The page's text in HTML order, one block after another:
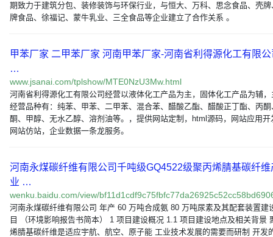
期致力于建筑分包、装修装饰与环保行业，与恒大、万科、思念食品、壳牌
牌食品、徐福记、蒙牛乳业、三全食品等企业建立了合作关系 。
甲苯厂家 二甲苯厂家 河南甲苯厂家-河南省利得源化工有限公
…
www.jsanai.com/tplshow/MTE0NzU3Mw.html
河南省利得源化工有限公司经营以液体化工产品为主，固体化工产品为辅，
经营品种有：纯苯、甲苯、二甲苯、混合苯、醋酸乙酯、醋酸正丁酯、丙酮
酮、甲醇、无水乙醇、溶剂油等。，提供网站定制，html源码，网站应用开
网站仿站，企业数据一条龙服务。
河南永煤碳纤维有限公司千吨级GQ4522级聚丙烯腈基碳纤维
业 …
wenku.baidu.com/view/
河南永煤碳纤维有限公司 年产 60 万吨合成氨 80 万吨尿素及其配套装置建
目 （环境影响报告书简本） 1 项目建设概况 1.1 项目建设地点及相关背景
烯腈基碳纤维是适应宇航、航空、原子能 工业技术发展的需要而研制 开发